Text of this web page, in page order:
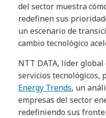
del sector muestra
redefinen sus
un escenario de
cambio tecnológico
NTT DATA, líder
servicios tecnológicos,
Energy Trends, un
empresas del sector
redefiniendo sus